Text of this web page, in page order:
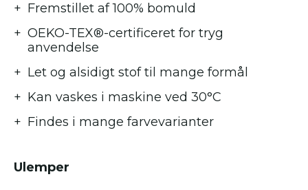
Fremstillet af 100% bomuld
OEKO-TEX®-certificeret for tryg
anvendelse
Let og alsidigt stof til mange formål
Kan vaskes i maskine ved 30°C
Findes i mange farvevarianter
Ulemper